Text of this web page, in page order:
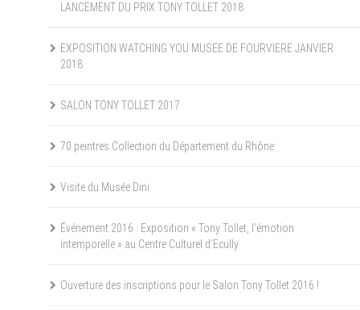
LANCEMENT DU PRIX TONY TOLLET 2018
EXPOSITION WATCHING YOU MUSEE DE FOURVIERE JANVIER
2018
SALON TONY TOLLET 2017
70 peintres Collection du Département du Rhône
Visite du Musée Dini
Événement 2016 : Exposition « Tony Tollet, l’émotion
intemporelle » au Centre Culturel d’Ecully
Ouverture des inscriptions pour le Salon Tony Tollet 2016 !